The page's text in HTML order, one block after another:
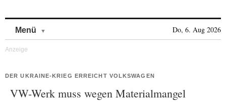
Menü Do, 6. Aug 2026
DER UKRAINE-KRIEG ERREICHT VOLKSWAGEN
VW-Werk muss wegen Materialmangel